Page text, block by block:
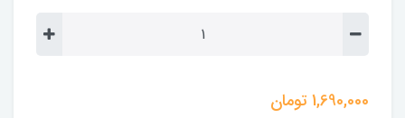
1,690,000تومان